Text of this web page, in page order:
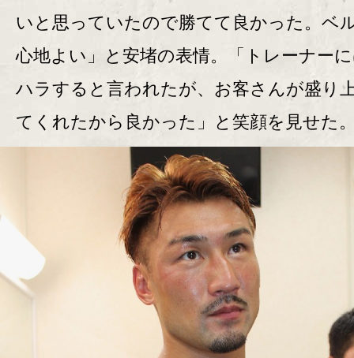
いと思っていたので勝てて良かった。ベ
心地よい」と安堵の表情。「トレーナー
ハラすると言われたが、お客さんが盛り
てくれたから良かった」と笑顔を見せた